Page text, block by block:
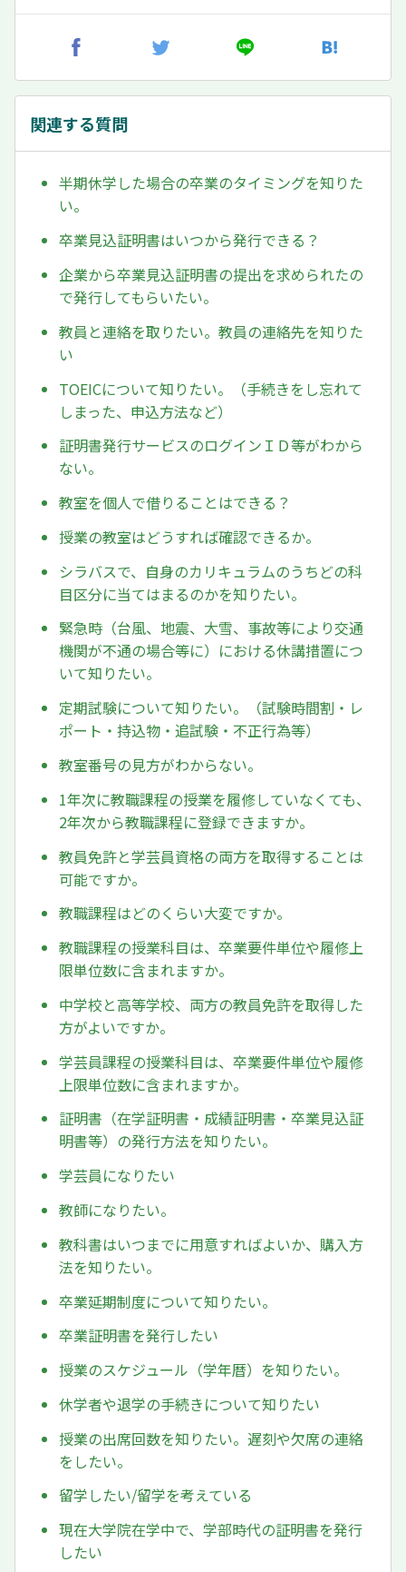
関連する質問
半期休学した場合の卒業のタイミングを知りた
い。
卒業見込証明書はいつから発行できる？
企業から卒業見込証明書の提出を求められたの
で発行してもらいたい。
教員と連絡を取りたい。教員の連絡先を知りた
い
TOEICについて知りたい。（手続きをし忘れて
しまった、申込方法など）
証明書発行サービスのログインＩＤ等がわから
ない。
教室を個人で借りることはできる？
授業の教室はどうすれば確認できるか。
シラバスで、自身のカリキュラムのうちどの科
目区分に当てはまるのかを知りたい。
緊急時（台風、地震、大雪、事故等により交通
機関が不通の場合等に）における休講措置につ
いて知りたい。
定期試験について知りたい。（試験時間割・レ
ポート・持込物・追試験・不正行為等）
教室番号の見方がわからない。
1年次に教職課程の授業を履修していなくても、
2年次から教職課程に登録できますか。
教員免許と学芸員資格の両方を取得することは
可能ですか。
教職課程はどのくらい大変ですか。
教職課程の授業科目は、卒業要件単位や履修上
限単位数に含まれますか。
中学校と高等学校、両方の教員免許を取得した
方がよいですか。
学芸員課程の授業科目は、卒業要件単位や履修
上限単位数に含まれますか。
証明書（在学証明書・成績証明書・卒業見込証
明書等）の発行方法を知りたい。
学芸員になりたい
教師になりたい。
教科書はいつまでに用意すればよいか、購入方
法を知りたい。
卒業延期制度について知りたい。
卒業証明書を発行したい
授業のスケジュール（学年暦）を知りたい。
休学者や退学の手続きについて知りたい
授業の出席回数を知りたい。遅刻や欠席の連絡
をしたい。
留学したい/留学を考えている
現在大学院在学中で、学部時代の証明書を発行
したい